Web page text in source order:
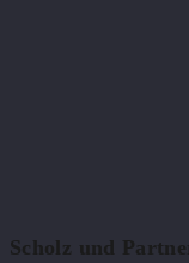
Scholz und